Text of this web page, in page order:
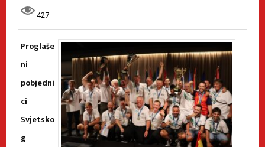
427
Proglaše
ni
pobjedni
ci
Svjetsko
g